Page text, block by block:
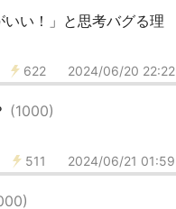
いい！」と思考バグる理
622 2024/06/20 22:22
(1000)
511 2024/06/21 01:59